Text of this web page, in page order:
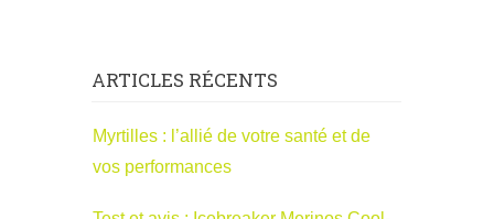
ARTICLES RÉCENTS
Myrtilles : l’allié de votre santé et de
vos performances